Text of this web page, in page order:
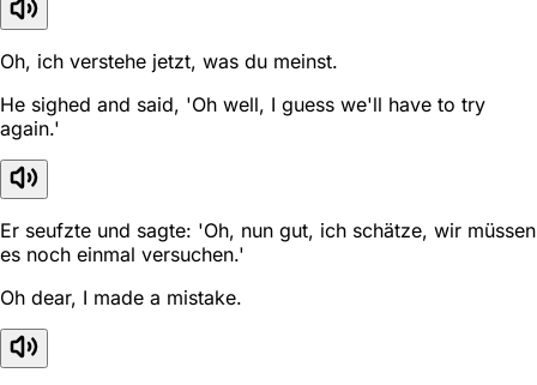
Oh, ich verstehe jetzt, was du meinst.
He sighed and said, 'Oh well, I guess we'll have to try
again.'
Er seufzte und sagte: 'Oh, nun gut, ich schätze, wir müssen
es noch einmal versuchen.'
Oh dear, I made a mistake.